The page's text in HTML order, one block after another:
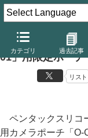
カテゴリ 過去記事
ペンタックス、
01」用限定ポーチ
リスト
ペンタックスリコ
用カメラポーチ「